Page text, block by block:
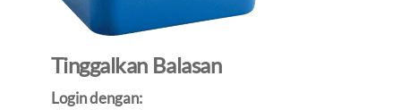
Tinggalkan Balasan
Login dengan: